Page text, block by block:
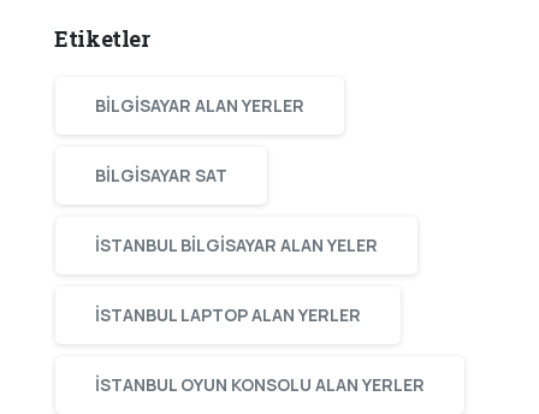
Etiketler
BILGISAYAR ALAN YERLER
BILGISAYAR SAT
ISTANBUL BILGISAYAR ALAN YELER
ISTANBUL LAPTOP ALAN YERLER
ISTANBUL OYUN KONSOLU ALAN YERLER